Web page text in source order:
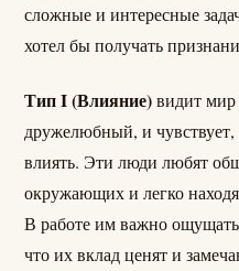
сложные и интересные
хотел бы получать
Тип I (Влияние)видит
дружелюбный, и
влиять. Эти люди любят
окружающих и легко
В работе им важно
что их вклад ценят и